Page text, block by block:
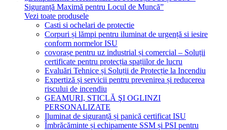
Siguranță Maximă pentru Locul de Muncă”
Vezi toate produsele
Casti si ochelari de protectie
Corpuri și lămpi pentru iluminat de urgență si iesire
conform normelor ISU
covorașe pentru uz industrial și comercial – Soluții
certificate pentru protecția spațiilor de lucru
Evaluări Tehnice și Soluții de Protecție la Incendiu
Expertiză și servicii pentru prevenirea și reducerea
riscului de incendiu
GEAMURI, STICLĂ ŞI OGLINZI
PERSONALIZATE
Iluminat de siguranță și panică certificat ISU
Îmbrăcăminte și echipamente SSM și PSI pentru